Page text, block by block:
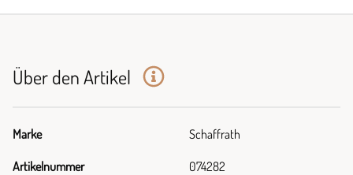
Über den Artikel
Marke Schaffrath
Artikelnummer 074282